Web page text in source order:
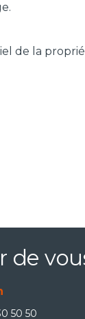
la
de
50 50